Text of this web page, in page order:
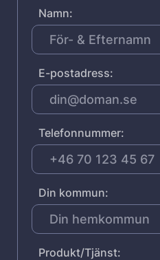
Namn:
E-postadress:
Telefonnummer:
Din kommun:
Produkt/Tjänst: